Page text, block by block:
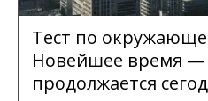
Тест по
Новейшее время —
продолжается